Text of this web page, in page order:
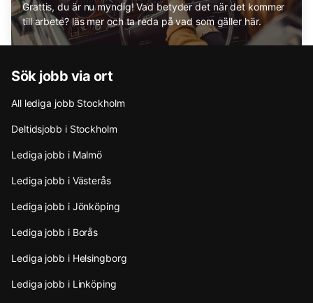
Grattis, du är nu myndig! Vad betyder det när det kommer
till arbete? läs mer och ta reda på vad som gäller här.
Sök jobb via ort
All lediga jobb Stockholm
Deltidsjobb i Stockholm
Lediga jobb i Malmö
Lediga jobb i Västerås
Lediga jobb i Jönköping
Lediga jobb i Borås
Lediga jobb i Helsingborg
Lediga jobb i Linköping